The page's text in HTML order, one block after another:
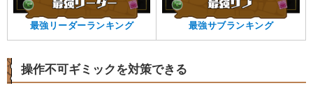
最強リーダーランキング 最強サブランキング
操作不可ギミックを対策できる